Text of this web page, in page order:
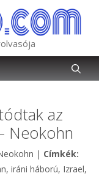
az
Neokohn
| Címkék:
, iráni háború, Izrael,